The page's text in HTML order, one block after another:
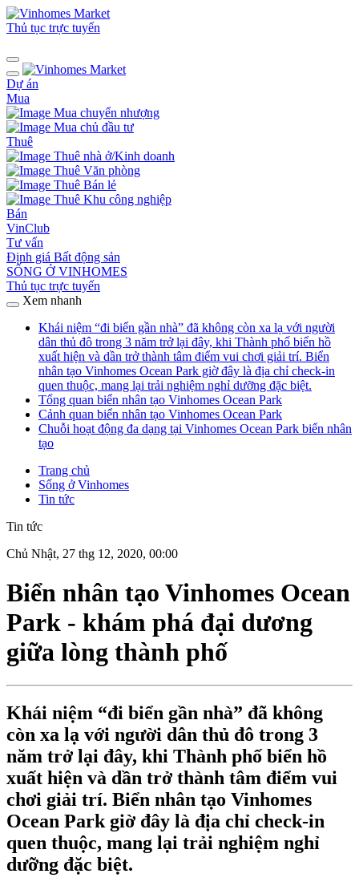
Thủ tục trực tuyến
Dự án
Mua
Mua chuyển nhượng
Mua chủ đầu tư
Thuê
Thuê nhà ở/Kinh doanh
Thuê Văn phòng
Thuê Bán lẻ
Thuê Khu công nghiệp
Bán
VinClub
Tư vấn
Định giá Bất động sản
SỐNG Ở VINHOMES
Thủ tục trực tuyến
Xem nhanh
Khái niệm “đi biển gần nhà” đã không còn xa lạ với người
dân thủ đô trong 3 năm trở lại đây, khi Thành phố biển hồ
xuất hiện và dần trở thành tâm điểm vui chơi giải trí. Biển
nhân tạo Vinhomes Ocean Park giờ đây là địa chỉ check-in
quen thuộc, mang lại trải nghiệm nghỉ dưỡng đặc biệt.
Tổng quan biển nhân tạo Vinhomes Ocean Park
Cảnh quan biển nhân tạo Vinhomes Ocean Park
Chuỗi hoạt động đa dạng tại Vinhomes Ocean Park biển nhân
tạo
Trang chủ
Sống ở Vinhomes
Tin tức
Tin tức
Chủ Nhật, 27 thg 12, 2020, 00:00
Biển nhân tạo Vinhomes Ocean
Park - khám phá đại dương
giữa lòng thành phố
Khái niệm “đi biển gần nhà” đã không
còn xa lạ với người dân thủ đô trong 3
năm trở lại đây, khi Thành phố biển hồ
xuất hiện và dần trở thành tâm điểm vui
chơi giải trí. Biển nhân tạo Vinhomes
Ocean Park giờ đây là địa chỉ check-in
quen thuộc, mang lại trải nghiệm nghỉ
dưỡng đặc biệt.